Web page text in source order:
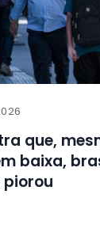
que,
baixa,